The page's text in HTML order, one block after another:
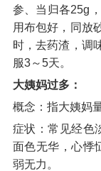
参、当归各25g
用布包好，同放
时，去药渣，调
服3～5天。
大姨妈过多：
概念：指大姨妈
症状：常见经色
面色无华，心悸
弱无力。